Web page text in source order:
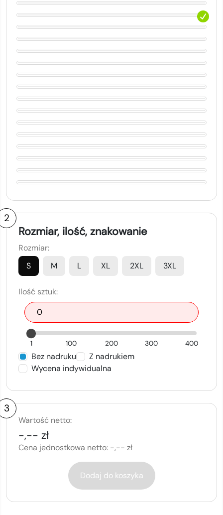
2
Rozmiar, ilość, znakowanie
Rozmiar:
S
M L XL 2XL 3XL
Ilość sztuk:
1 100 200 300 400
Bez nadruku
Z nadrukiem
Wycena indywidualna
3
Wartość netto:
-,-- zł
Cena jednostkowa netto: -,-- zł
Dodaj do koszyka